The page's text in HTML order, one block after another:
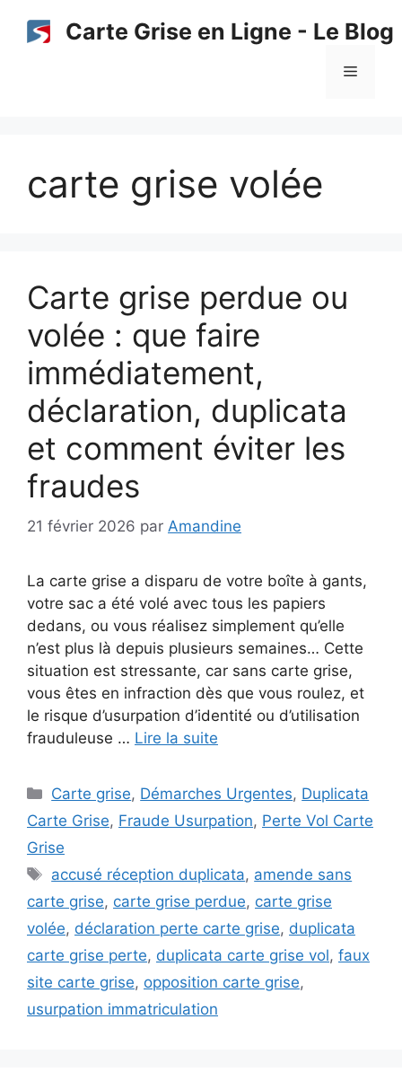
Carte Grise en Ligne - Le Blog
Menu
carte grise volée
Carte grise perdue ou
volée : que faire
immédiatement,
déclaration, duplicata
et comment éviter les
fraudes
21 février 2026 par Amandine
La carte grise a disparu de votre boîte à gants,
votre sac a été volé avec tous les papiers
dedans, ou vous réalisez simplement qu’elle
n’est plus là depuis plusieurs semaines… Cette
situation est stressante, car sans carte grise,
vous êtes en infraction dès que vous roulez, et
le risque d’usurpation d’identité ou d’utilisation
frauduleuse … Lire la suite
Catégories
Carte grise, Démarches Urgentes, Duplicata
Carte Grise, Fraude Usurpation, Perte Vol Carte
Grise
Étiquettes
accusé réception duplicata, amende sans
carte grise, carte grise perdue, carte grise
volée, déclaration perte carte grise, duplicata
carte grise perte, duplicata carte grise vol, faux
site carte grise, opposition carte grise,
usurpation immatriculation